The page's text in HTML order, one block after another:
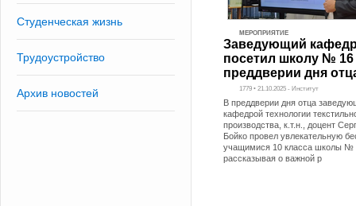
Студенческая жизнь
Трудоустройство
Архив новостей
МЕРОПРИЯТИЕ
Заведующий
посетил школу № 16
преддверии дня
1779 • 21.10.2025 - Институт
В преддверии дня отца
кафедрой технологии
производства, к.т.н., доцент
Бойко провел увлекательную
учащимися 10 класса школы №
рассказывая о важной р